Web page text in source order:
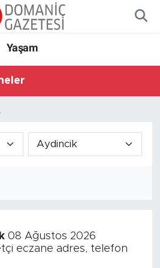
Yaşam
08 Ağustos 2026
eczane adres, telefon